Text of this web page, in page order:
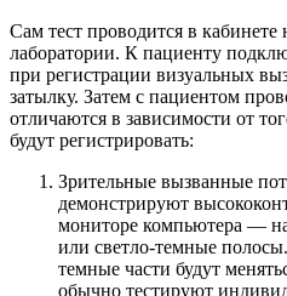
Сам тест проводится в
лаборатории. К пациенту
при регистрации визуальных
затылку. Затем с пациентом
отличаются в зависимости от
будут регистрировать:
Зрительные вызванные
демонстрируют
мониторе компьютера —
или светло-темные
темные части будут
обычно тестируют